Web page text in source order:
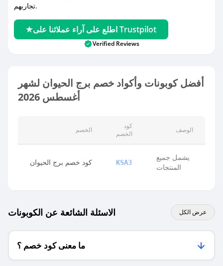
تجاربهم.
اطلع على آراء عملائنا على Trustpilot
Verified Reviews
أفضل كوبونات وأكواد خصم برج الحيوان لشهر
أغسطس 2026
الخصم
كود
الخصم
الوصف
كود خصم برج الحيوان KSA3
يشمل جميع
المنتجات
الاسئلة الشائعة عن الكوبونات عرض الكل
ما معنى كود خصم ؟